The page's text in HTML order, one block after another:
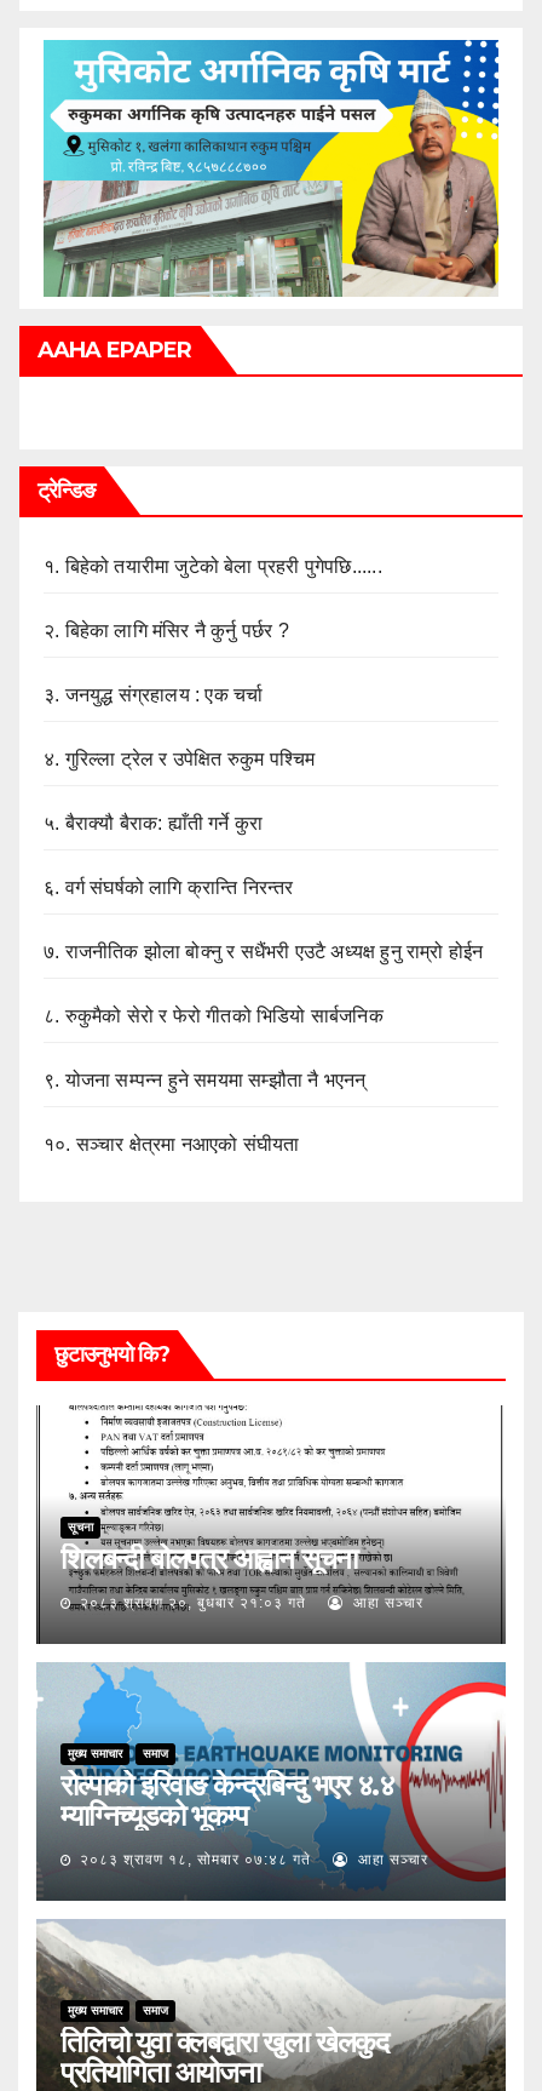
AAHA EPAPER
ट्रेन्डिङ
१.बिहेको तयारीमा जुटेको बेला प्रहरी पुगेपछि......
२.बिहेका लागि मंसिर नै कुर्नु पर्छर ?
३.जनयुद्ध संग्रहालय : एक चर्चा
४.गुरिल्ला ट्रेल र उपेक्षित रुकुम पश्चिम
५.बैराक्यौ बैराक: ह्याँती गर्ने कुरा
६.वर्ग संघर्षको लागि क्रान्ति निरन्तर
७.राजनीतिक झोला बोक्नु र सधैंभरी एउटै अध्यक्ष हुनु राम्रो होईन
८.रुकुमैको सेरो र फेरो गीतको भिडियो सार्बजनिक
९.योजना सम्पन्न हुने समयमा सम्झौता नै भएनन्
१०.सञ्चार क्षेत्रमा नआएको संघीयता
छुटाउनुभयो कि?
सूचना
शिलबन्दी बोलपत्र आह्वान सूचना
२०८३ श्रावण २०, बुधबार २१:०३ गते आहा सञ्चार
मुख्य समाचार समाज
रोल्पाको इरिवाङ केन्द्रबिन्दु भएर ४.४
म्याग्निच्यूडको भूकम्प
२०८३ श्रावण १८, सोमबार ०७:४८ गते आहा सञ्चार
मुख्य समाचार समाज
तिलिचो युवा क्लबद्वारा खुला खेलकुद
प्रतियोगिता आयोजना